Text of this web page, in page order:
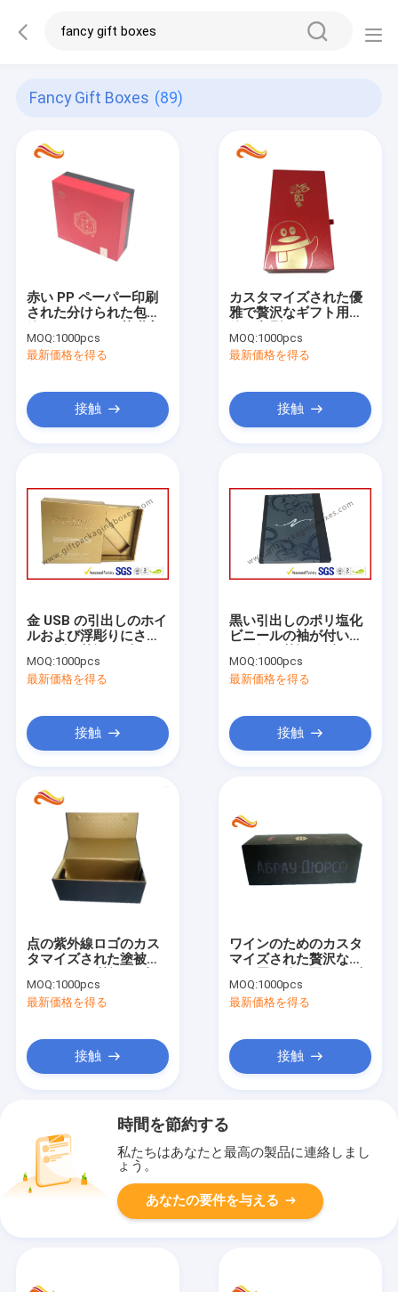
Fancy Gift Boxes (89)
赤い PP ペーパー印刷
された分けられた包装
いギフト用の箱
MOQ:1000pcs
最新価格を得る
接触
カスタマイズされた優
雅で贅沢なギフト用の
ーが付いている引出し
のギフトの包装箱
MOQ:1000pcs
最新価格を得る
接触
金 USB の引出しのホイ
ルおよび浮彫りにされ
用の箱
MOQ:1000pcs
最新価格を得る
接触
黒い引出しのポリ塩化
ビニールの袖が付いて
用の箱ホイルのロゴ
MOQ:1000pcs
最新価格を得る
接触
点の紫外線ロゴのカス
タマイズされた塗被紙
ト用の箱、接触感じの
ギフトの包装箱
MOQ:1000pcs
最新価格を得る
接触
ワインのためのカスタ
マイズされた贅沢なギ
フト包装箱、折る磁石
の閉鎖箱
MOQ:1000pcs
最新価格を得る
接触
時間を節約する
私たちはあなたと最高の製品に連絡しまし
ょう。
あなたの要件を与える